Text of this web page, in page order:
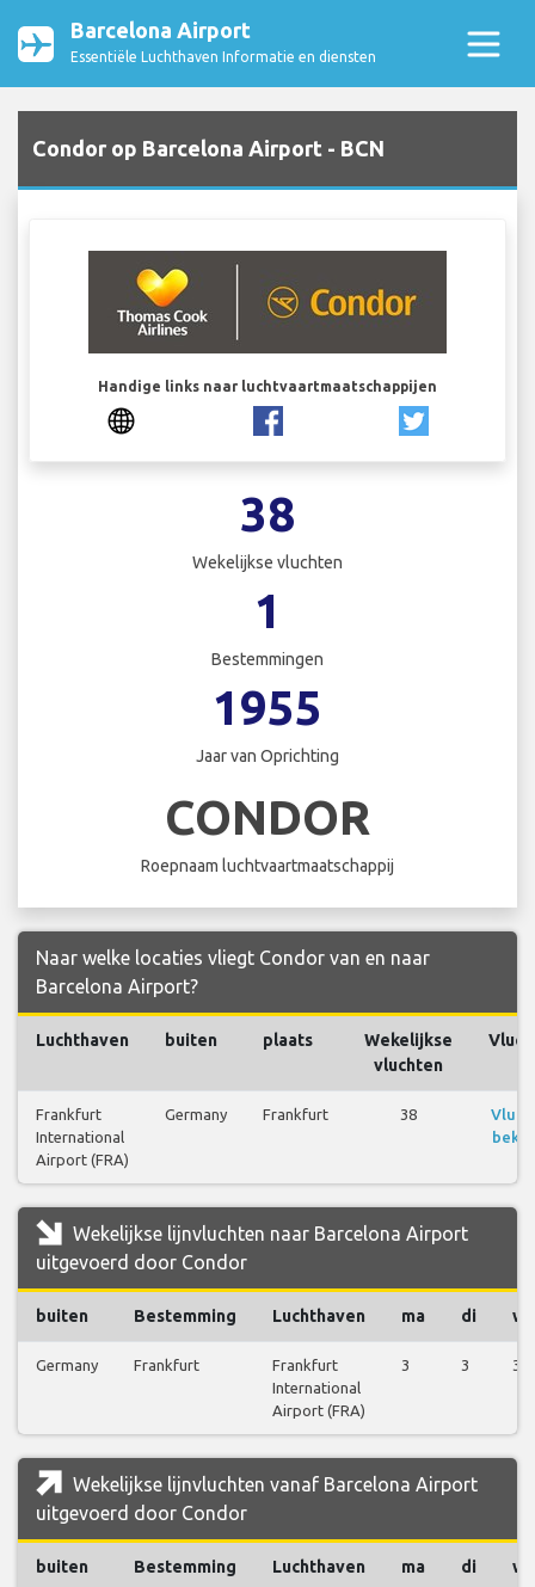
Barcelona Airport
Essentiële Luchthaven Informatie en diensten
Condor op Barcelona Airport - BCN
Handige links naar luchtvaartmaatschappijen
38
Wekelijkse vluchten
1
Bestemmingen
1955
Jaar van Oprichting
CONDOR
Roepnaam luchtvaartmaatschappij
Naar welke locaties vliegt Condor van en naar
Barcelona Airport?
Luchthaven buiten plaats
Wekelijkse
vluchten
Frankfurt
International
Airport (FRA)
Germany Frankfurt 38
Wekelijkse lijnvluchten naar Barcelona Airport
uitgevoerd door Condor
buiten Bestemming Luchthaven ma di wo
Germany Frankfurt
Frankfurt
International
Airport (FRA)
3 3 3
Wekelijkse lijnvluchten vanaf Barcelona Airport
uitgevoerd door Condor
buiten Bestemming Luchthaven ma di wo